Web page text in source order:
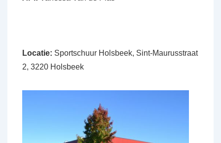
Locatie: Sportschuur Holsbeek, Sint-Maurusstraat
2, 3220 Holsbeek